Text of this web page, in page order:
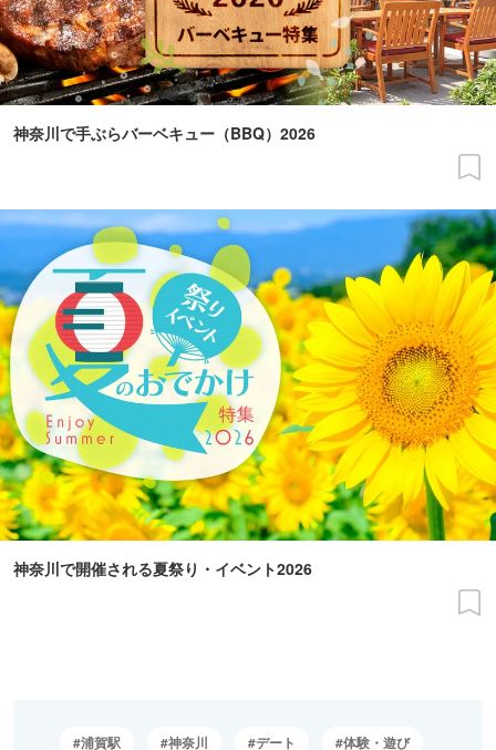
神奈川で手ぶらバーベキュー（BBQ）2026
神奈川で開催される夏祭り・イベント2026
浦賀駅 神奈川 デート 体験・遊び